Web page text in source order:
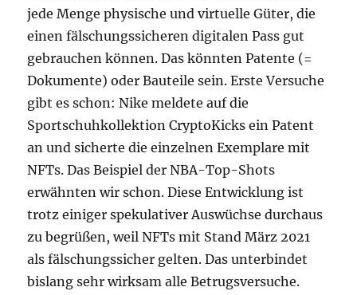
jede Menge physische und virtuelle Güter, die
einen fälschungssicheren digitalen Pass gut
gebrauchen können. Das könnten Patente (=
Dokumente) oder Bauteile sein. Erste Versuche
gibt es schon: Nike meldete auf die
Sportschuhkollektion CryptoKicks ein Patent
an und sicherte die einzelnen Exemplare mit
NFTs. Das Beispiel der NBA-Top-Shots
erwähnten wir schon. Diese Entwicklung ist
trotz einiger spekulativer Auswüchse durchaus
zu begrüßen, weil NFTs mit Stand März 2021
als fälschungssicher gelten. Das unterbindet
bislang sehr wirksam alle Betrugsversuche.